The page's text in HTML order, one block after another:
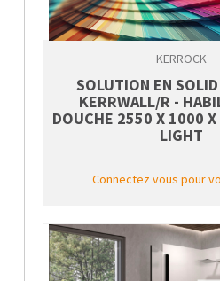
KERROCK
SOLUTION EN
KERRWALL/R -
DOUCHE 2550 X 1000
LIGHT
Connectez vous pour